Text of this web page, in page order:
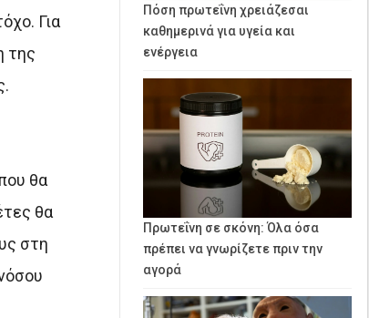
Για
της
θα
θα
στη
Πόση πρωτεΐνη χρειάζεσαι
καθημερινά για υγεία και
ενέργεια
Πρωτεΐνη σε σκόνη: Όλα όσα
πρέπει να γνωρίζετε πριν την
αγορά